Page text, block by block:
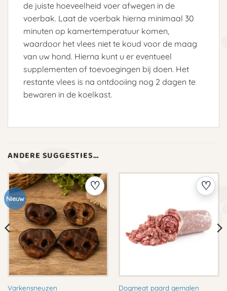
de juiste hoeveelheid voer afwegen in de
voerbak. Laat de voerbak hierna minimaal 30
minuten op kamertemperatuur komen,
waardoor het vlees niet te koud voor de maag
van uw hond. Hierna kunt u er eventueel
supplementen of toevoegingen bij doen. Het
restante vlees is na ontdooiing nog 2 dagen te
bewaren in de koelkast.
ANDERE SUGGESTIES…
Nieuw
Varkensneuzen
Dogmeat paard gemalen